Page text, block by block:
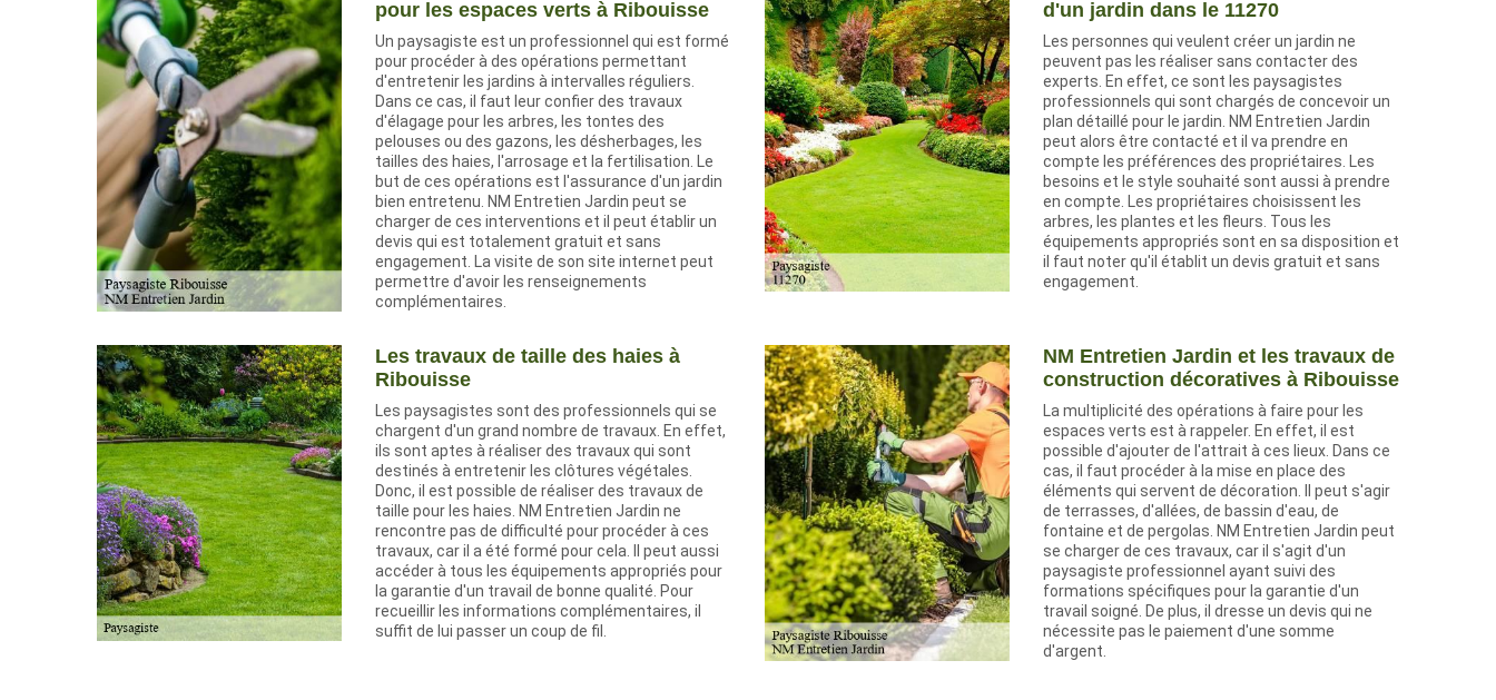
pour les espaces verts à Ribouisse
Un paysagiste est un professionnel qui est formé
pour procéder à des opérations permettant
d'entretenir les jardins à intervalles réguliers.
Dans ce cas, il faut leur confier des travaux
d'élagage pour les arbres, les tontes des
pelouses ou des gazons, les désherbages, les
tailles des haies, l'arrosage et la fertilisation. Le
but de ces opérations est l'assurance d'un jardin
bien entretenu. NM Entretien Jardin peut se
charger de ces interventions et il peut établir un
devis qui est totalement gratuit et sans
engagement. La visite de son site internet peut
permettre d'avoir les renseignements
complémentaires.
d'un jardin dans le 11270
Les personnes qui veulent créer un jardin ne
peuvent pas les réaliser sans contacter des
experts. En effet, ce sont les paysagistes
professionnels qui sont chargés de concevoir un
plan détaillé pour le jardin. NM Entretien Jardin
peut alors être contacté et il va prendre en
compte les préférences des propriétaires. Les
besoins et le style souhaité sont aussi à prendre
en compte. Les propriétaires choisissent les
arbres, les plantes et les fleurs. Tous les
équipements appropriés sont en sa disposition et
il faut noter qu'il établit un devis gratuit et sans
engagement.
Les travaux de taille des haies à
Ribouisse
Les paysagistes sont des professionnels qui se
chargent d'un grand nombre de travaux. En effet,
ils sont aptes à réaliser des travaux qui sont
destinés à entretenir les clôtures végétales.
Donc, il est possible de réaliser des travaux de
taille pour les haies. NM Entretien Jardin ne
rencontre pas de difficulté pour procéder à ces
travaux, car il a été formé pour cela. Il peut aussi
accéder à tous les équipements appropriés pour
la garantie d'un travail de bonne qualité. Pour
recueillir les informations complémentaires, il
suffit de lui passer un coup de fil.
NM Entretien Jardin et les travaux de
construction décoratives à Ribouisse
La multiplicité des opérations à faire pour les
espaces verts est à rappeler. En effet, il est
possible d'ajouter de l'attrait à ces lieux. Dans ce
cas, il faut procéder à la mise en place des
éléments qui servent de décoration. Il peut s'agir
de terrasses, d'allées, de bassin d'eau, de
fontaine et de pergolas. NM Entretien Jardin peut
se charger de ces travaux, car il s'agit d'un
paysagiste professionnel ayant suivi des
formations spécifiques pour la garantie d'un
travail soigné. De plus, il dresse un devis qui ne
nécessite pas le paiement d'une somme
d'argent.